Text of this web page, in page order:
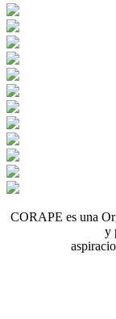
CORAPE es una
y